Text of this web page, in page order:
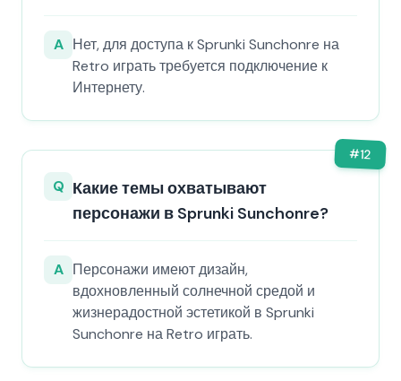
A Нет, для доступа к Sprunki Sunchonre на
Retro играть требуется подключение к
Интернету.
#12
Q Какие темы охватывают
персонажи в Sprunki Sunchonre?
A Персонажи имеют дизайн,
вдохновленный солнечной средой и
жизнерадостной эстетикой в Sprunki
Sunchonre на Retro играть.